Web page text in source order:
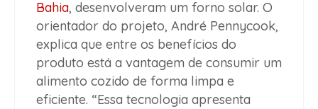
Bahia, desenvolveram um forno solar. O
orientador do projeto, André Pennycook,
explica que entre os benefícios do
produto está a vantagem de consumir um
alimento cozido de forma limpa e
eficiente. “Essa tecnologia apresenta